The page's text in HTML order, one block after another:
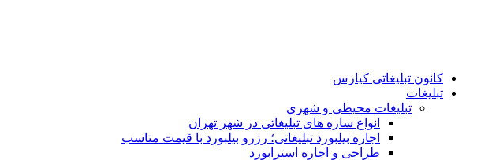
کانون تبلیغاتی کیارس
تبلیغات
تبلیغات محیطی و شهری
انواع سازه‌ های تبلیغاتی در شهر تهران
اجاره بیلبورد تبلیغاتی؛ رزرو بیلبورد با قیمت مناسب
طراحی و اجاره استرابورد